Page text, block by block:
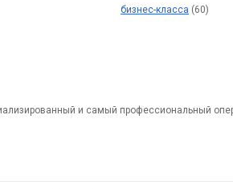
бизнес-класса (60)
и самый профессиональный